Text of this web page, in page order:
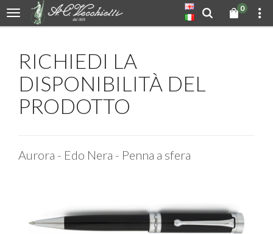
0
RICHIEDI LA
DISPONIBILITÀ DEL
PRODOTTO
Aurora - Edo Nera - Penna a sfera